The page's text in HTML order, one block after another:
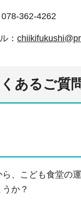
078-362-4262
：
あるご質
ら、こども食堂の
か？